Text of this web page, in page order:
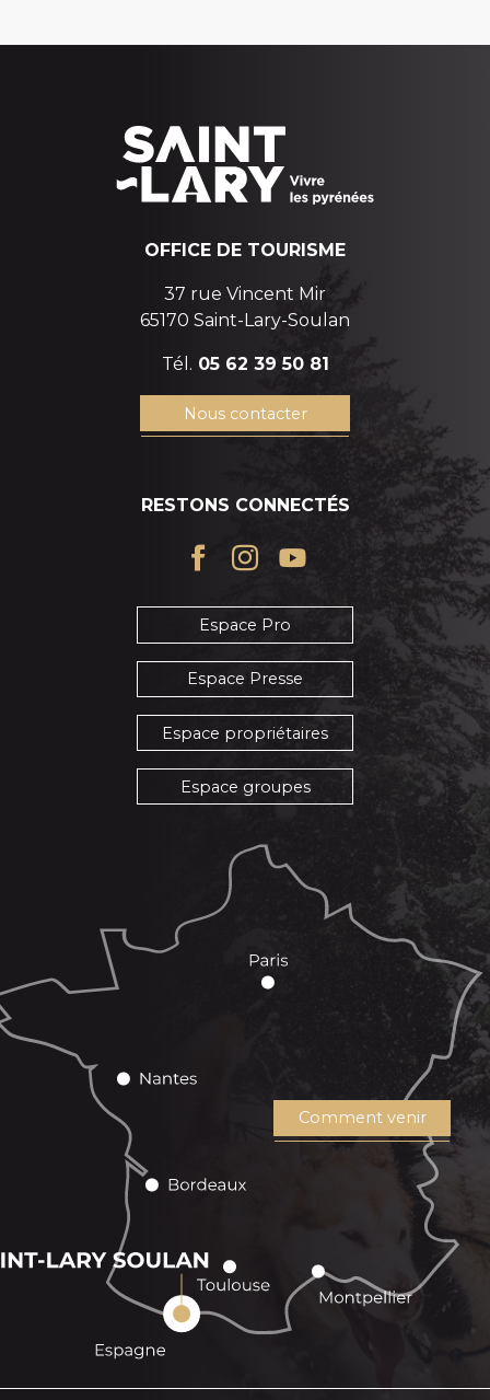
OFFICE DE TOURISME
37 rue Vincent Mir
65170 Saint-Lary-Soulan
Tél. 05 62 39 50 81
Nous contacter
RESTONS CONNECTÉS
Espace Pro
Espace Presse
Espace propriétaires
Espace groupes
Comment venir